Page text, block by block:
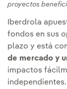
proyectos
Iberdrola
fondos en sus
plazo y está
de mercado y
impactos
independientes.